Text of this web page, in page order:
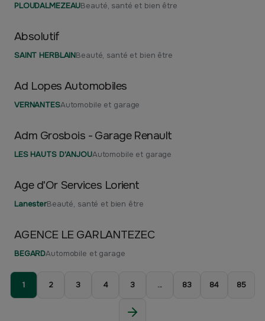
PLOUDALMEZEAUBeauté, santé et bien être
Absolutif
SAINT HERBLAINBeauté, santé et bien être
Ad Lopes Automobiles
VERNANTESAutomobile et garage
Adm Grosbois - Garage Renault
LES HAUTS D'ANJOUAutomobile et garage
Age d'Or Services Lorient
LanesterBeauté, santé et bien être
AGENCE LE GARLANTEZEC
BEGARDAutomobile et garage
1 2 3 4 3 ... 83 84 85